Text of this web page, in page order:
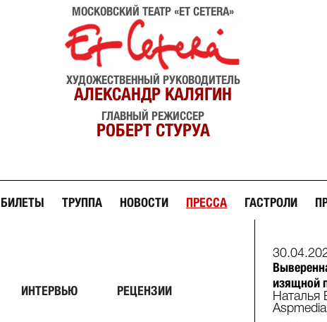
МОСКОВСКИЙ ТЕАТР «ET CETERA»
ХУДОЖЕСТВЕННЫЙ РУКОВОДИТЕЛЬ
АЛЕКСАНДР КАЛЯГИН
ГЛАВНЫЙ РЕЖИССЕР
РОБЕРТ СТУРУА
БИЛЕТЫ ТРУППА НОВОСТИ ПРЕССА ГАСТРОЛИ
изящной
Наталья
ИНТЕРВЬЮ
РЕЦЕНЗИИ